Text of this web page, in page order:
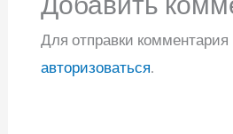
Для отправки
авторизоваться.